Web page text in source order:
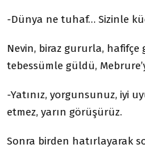
-Dünya ne tuhaf… Sizinle
Nevin, biraz gururla, hafifçe
tebessümle güldü,
-Yatınız, yorgunsunuz, iyi
etmez, yarın görüşürüz.
Sonra birden hatırlayarak